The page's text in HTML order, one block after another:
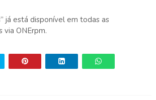
já está disponível em todas as
via ONErpm.